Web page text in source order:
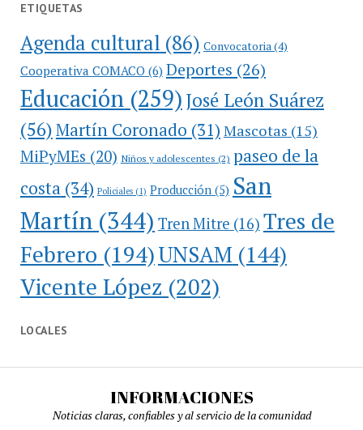
ETIQUETAS
Agenda cultural (86) Convocatoria (4)
Cooperativa COMACO(6) Deportes (26)
Educación(259)José León Suárez
(56)Martín Coronado (31) Mascotas (15)
MiPyMEs (20) Niños y adolescentes (2) paseo de la
costa(34) Policiales(1) Producción(5) San
Martín(344) Tren Mitre (16) Tres de
Febrero (194)UNSAM (144)
Vicente López (202)
LOCALES
INFORMACIONES
Noticias claras, confiables y al servicio de la comunidad